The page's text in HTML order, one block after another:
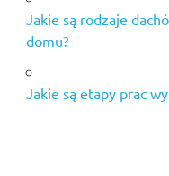
Jakie są rodzaje
domu?
Jakie są etapy prac